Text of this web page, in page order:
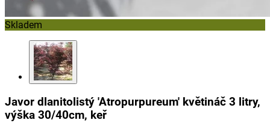
Skladem
Javor dlanitolistý 'Atropurpureum' květináč 3 litry,
výška 30/40cm, keř